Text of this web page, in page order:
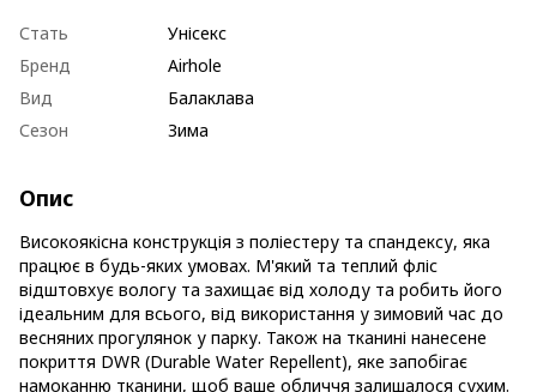
Стать
Унісекс
Бренд
Airhole
Вид
Балаклава
Сезон
Зима
Опис
Високоякісна конструкція з поліестеру та спандексу, яка
працює в будь-яких умовах. М'який та теплий фліс
відштовхує вологу та захищає від холоду та робить його
ідеальним для всього, від використання у зимовий час до
весняних прогулянок у парку. Також на тканині нанесене
покриття DWR (Durable Water Repellent), яке запобігає
намоканню тканини, щоб ваше обличчя залишалося сухим.